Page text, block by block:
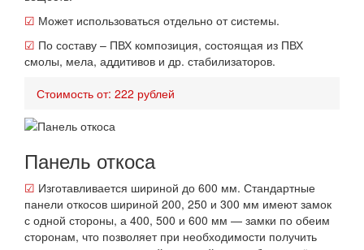
☑ Может использоваться отдельно от системы.
☑ По составу – ПВХ композиция, состоящая из ПВХ
смолы, мела, аддитивов и др. стабилизаторов.
Стоимость от: 222 рублей
Панель откоса
☑ Изготавливается шириной до 600 мм. Стандартные
панели откосов шириной 200, 250 и 300 мм имеют замок
с одной стороны, а 400, 500 и 600 мм — замки по обеим
сторонам, что позволяет при необходимости получить